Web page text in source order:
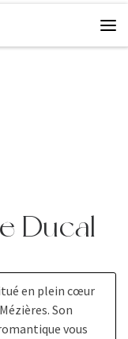
Ducal
en plein cœur
Son
vous